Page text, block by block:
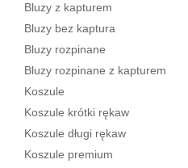
Bluzy z kapturem
Bluzy bez kaptura
Bluzy rozpinane
Bluzy rozpinane z kapturem
Koszule
Koszule krótki rękaw
Koszule długi rękaw
Koszule premium